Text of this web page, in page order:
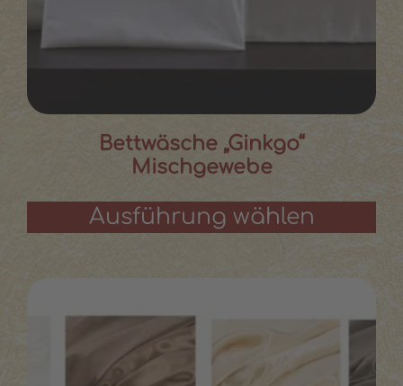
Bettwäsche „Ginkgo“
Mischgewebe
Ausführung wählen